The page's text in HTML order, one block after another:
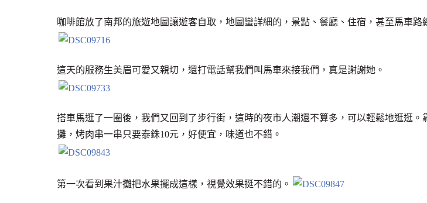
咖啡館放了南邦的旅遊地圖讓遊客自取，地圖蠻詳細的，景點、餐廳、住宿，甚至馬車路
這天的服務生美眉可愛又親切，還打電話幫我們叫馬車來接我們，真是謝謝她。
搭車馬逛了一圈後，我們又回到了步行街，這時的夜市人潮還不算多，可以輕鬆地逛逛。
攤，烤肉串一串只要泰銖10元，好便宜，味道也不錯。
第一次看到果汁攤把水果擺成這樣，視覺效果挺不錯的。